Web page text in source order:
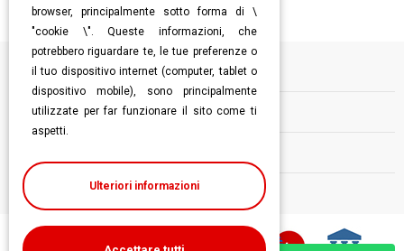
Informazioni
Follow us
browser, principalmente sotto forma di \
"cookie \". Queste informazioni, che
potrebbero riguardare te, le tue preferenze o
il tuo dispositivo internet (computer, tablet o
dispositivo mobile), sono principalmente
utilizzate per far funzionare il sito come ti
aspetti.
Ulteriori informazioni